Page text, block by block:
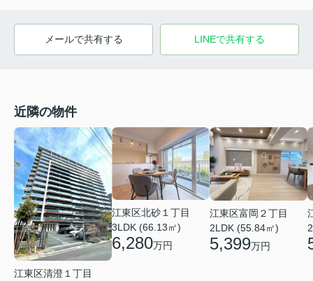
メールで共有する LINEで共有する
近隣の物件
江東区清澄１丁目
江東区北砂１丁目
3LDK (66.13㎡)
6,280万円
江東区富岡２丁目
2LDK (55.84㎡)
5,399万円